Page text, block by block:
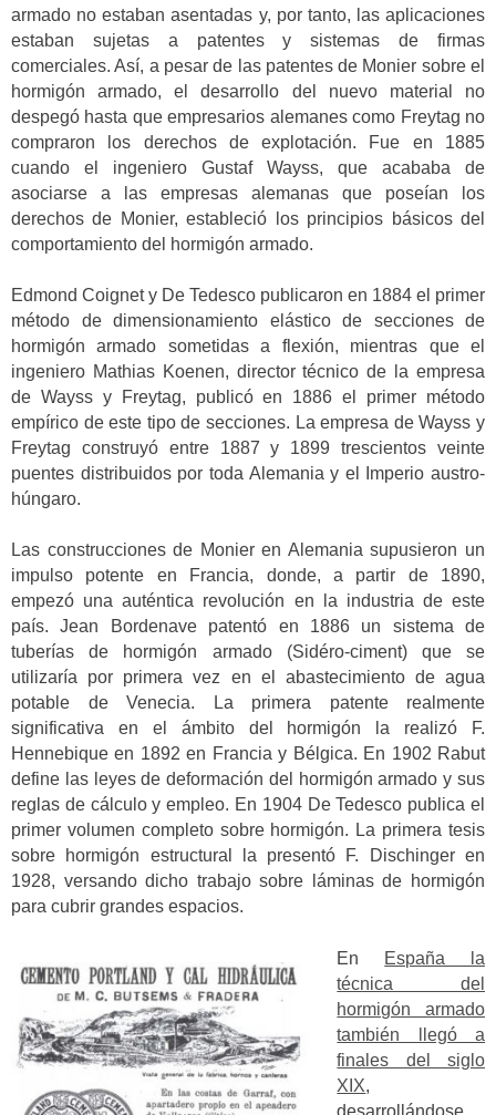
armado no estaban asentadas y, por tanto, las aplicaciones
estaban sujetas a patentes y sistemas de firmas
comerciales. Así, a pesar de las patentes de Monier sobre el
hormigón armado, el desarrollo del nuevo material no
despegó hasta que empresarios alemanes como Freytag no
compraron los derechos de explotación. Fue en 1885
cuando el ingeniero Gustaf Wayss, que acababa de
asociarse a las empresas alemanas que poseían los
derechos de Monier, estableció los principios básicos del
comportamiento del hormigón armado.
Edmond Coignet y De Tedesco publicaron en 1884 el primer
método de dimensionamiento elástico de secciones de
hormigón armado sometidas a flexión, mientras que el
ingeniero Mathias Koenen, director técnico de la empresa
de Wayss y Freytag, publicó en 1886 el primer método
empírico de este tipo de secciones. La empresa de Wayss y
Freytag construyó entre 1887 y 1899 trescientos veinte
puentes distribuidos por toda Alemania y el Imperio austro-
húngaro.
Las construcciones de Monier en Alemania supusieron un
impulso potente en Francia, donde, a partir de 1890,
empezó una auténtica revolución en la industria de este
país. Jean Bordenave patentó en 1886 un sistema de
tuberías de hormigón armado (Sidéro-ciment) que se
utilizaría por primera vez en el abastecimiento de agua
potable de Venecia. La primera patente realmente
significativa en el ámbito del hormigón la realizó F.
Hennebique en 1892 en Francia y Bélgica. En 1902 Rabut
define las leyes de deformación del hormigón armado y sus
reglas de cálculo y empleo. En 1904 De Tedesco publica el
primer volumen completo sobre hormigón. La primera tesis
sobre hormigón estructural la presentó F. Dischinger en
1928, versando dicho trabajo sobre láminas de hormigón
para cubrir grandes espacios.
En
España la
técnica del
hormigón armado
también llegó a
finales del siglo
XIX,
desarrollándose